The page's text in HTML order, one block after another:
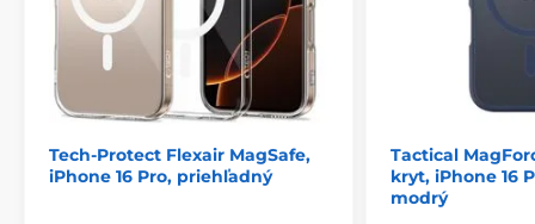
Tech-Protect Flexair MagSafe,
iPhone 16 Pro, priehľadný
Tactical
kryt, iPhone 16
modrý